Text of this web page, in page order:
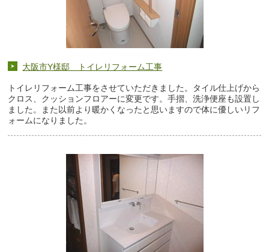
大阪市Y様邸 トイレリフォーム工事
トイレリフォーム工事をさせていただきました。タイル仕上げから
クロス、クッションフロアーに変更です。手摺、洗浄便座も設置し
ました。また以前より暖かくなったと思いますので体に優しいリフ
ォームになりました。